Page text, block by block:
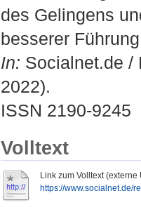
des Gelingens
besserer
In: Socialnet.de /
2022).
ISSN 2190-9245
Volltext
Link zum Volltext (externe
https://www.socialnet.de/